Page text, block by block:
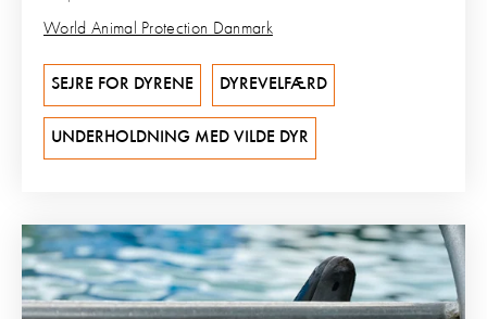
World Animal Protection Danmark
SEJRE FOR DYRENE DYREVELFÆRD
UNDERHOLDNING MED VILDE DYR